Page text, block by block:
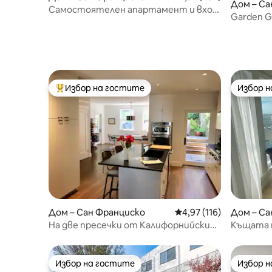
Самостоятелен апартамент и вход.
Дом –
Garden
Fi,
Най-популярен избор на гостите
Избор на гостите
Дом – Сан Франциско Средна оценка: 4,97
4,97 (116)
На две пресечки от Калифорнийския
новоремонтиран дом
Избор
Избор
Дом –
Къщата
Избор на гостите
Избор на гостите Избор
Избор